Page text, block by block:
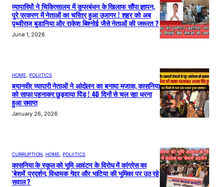
व्यापारियों ने चिकित्सालय में कुप्रबंधन के खिलाफ सौंपा ज्ञापन,
पुरे प्रकरण में नेताओं का चरित्र हुआ उजागर ! शहर को अब
पृथ्वीराज बुडानिया और राकेश बिश्नोई जैसे नेताओं की जरूरत ?
June 1, 2026
HOME POLIITICS
बयानवीर व्यापारी नेताओं ने आंदोलन का बनाया मजाक, कासनिया
को साफा पहनाकर छुड़वाया पिंड ! 40 दिनों से चल रहा धरना
हुआ समाप्त
January 26, 2026
CURRUPTION HOME POLIITICS
कासनिया के स्कूल को भूमि आवंटन के विरोध में कांग्रेस का
‘बेशर्म’ प्रदर्शन, विधायक गेदर और भाटिया की भूमिका पर उठ रहे
सवाल ?